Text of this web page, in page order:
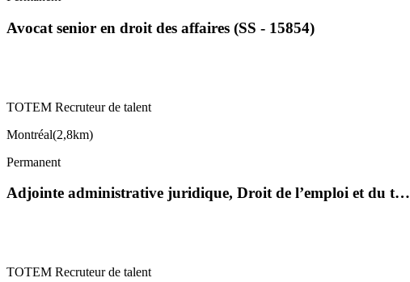
Avocat senior en droit des affaires (SS - 15854)
TOTEM Recruteur de talent
Montréal(2,8km)
Permanent
Adjointe administrative juridique, Droit de l’emploi et du t…
TOTEM Recruteur de talent